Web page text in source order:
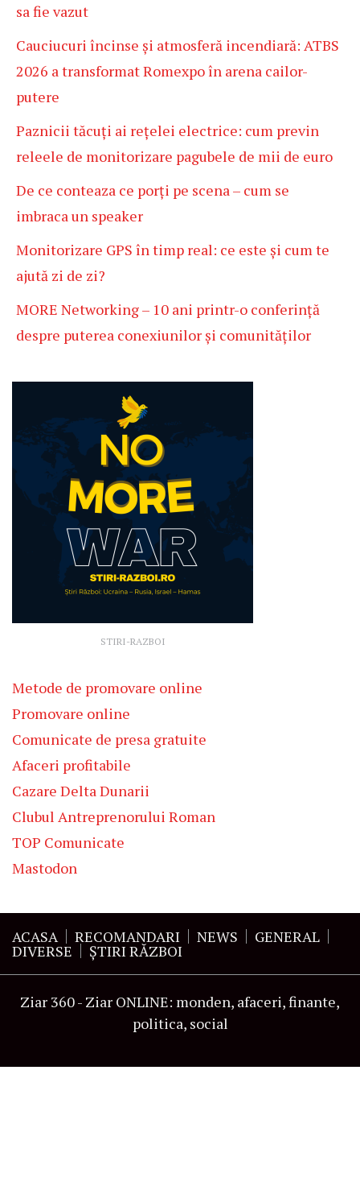
sa fie vazut
Cauciucuri încinse și atmosferă incendiară: ATBS
2026 a transformat Romexpo în arena cailor-
putere
Paznicii tăcuți ai rețelei electrice: cum previn
releele de monitorizare pagubele de mii de euro
De ce conteaza ce porți pe scena – cum se
imbraca un speaker
Monitorizare GPS în timp real: ce este și cum te
ajută zi de zi?
MORE Networking – 10 ani printr-o conferință
despre puterea conexiunilor și comunităților
STIRI-RAZBOI
Metode de promovare online
Promovare online
Comunicate de presa gratuite
Afaceri profitabile
Cazare Delta Dunarii
Clubul Antreprenorului Roman
TOP Comunicate
Mastodon
ACASA RECOMANDARI NEWS GENERAL
DIVERSE ŞTIRI RĂZBOI
Ziar 360 - Ziar ONLINE: monden, afaceri, finante,
politica, social